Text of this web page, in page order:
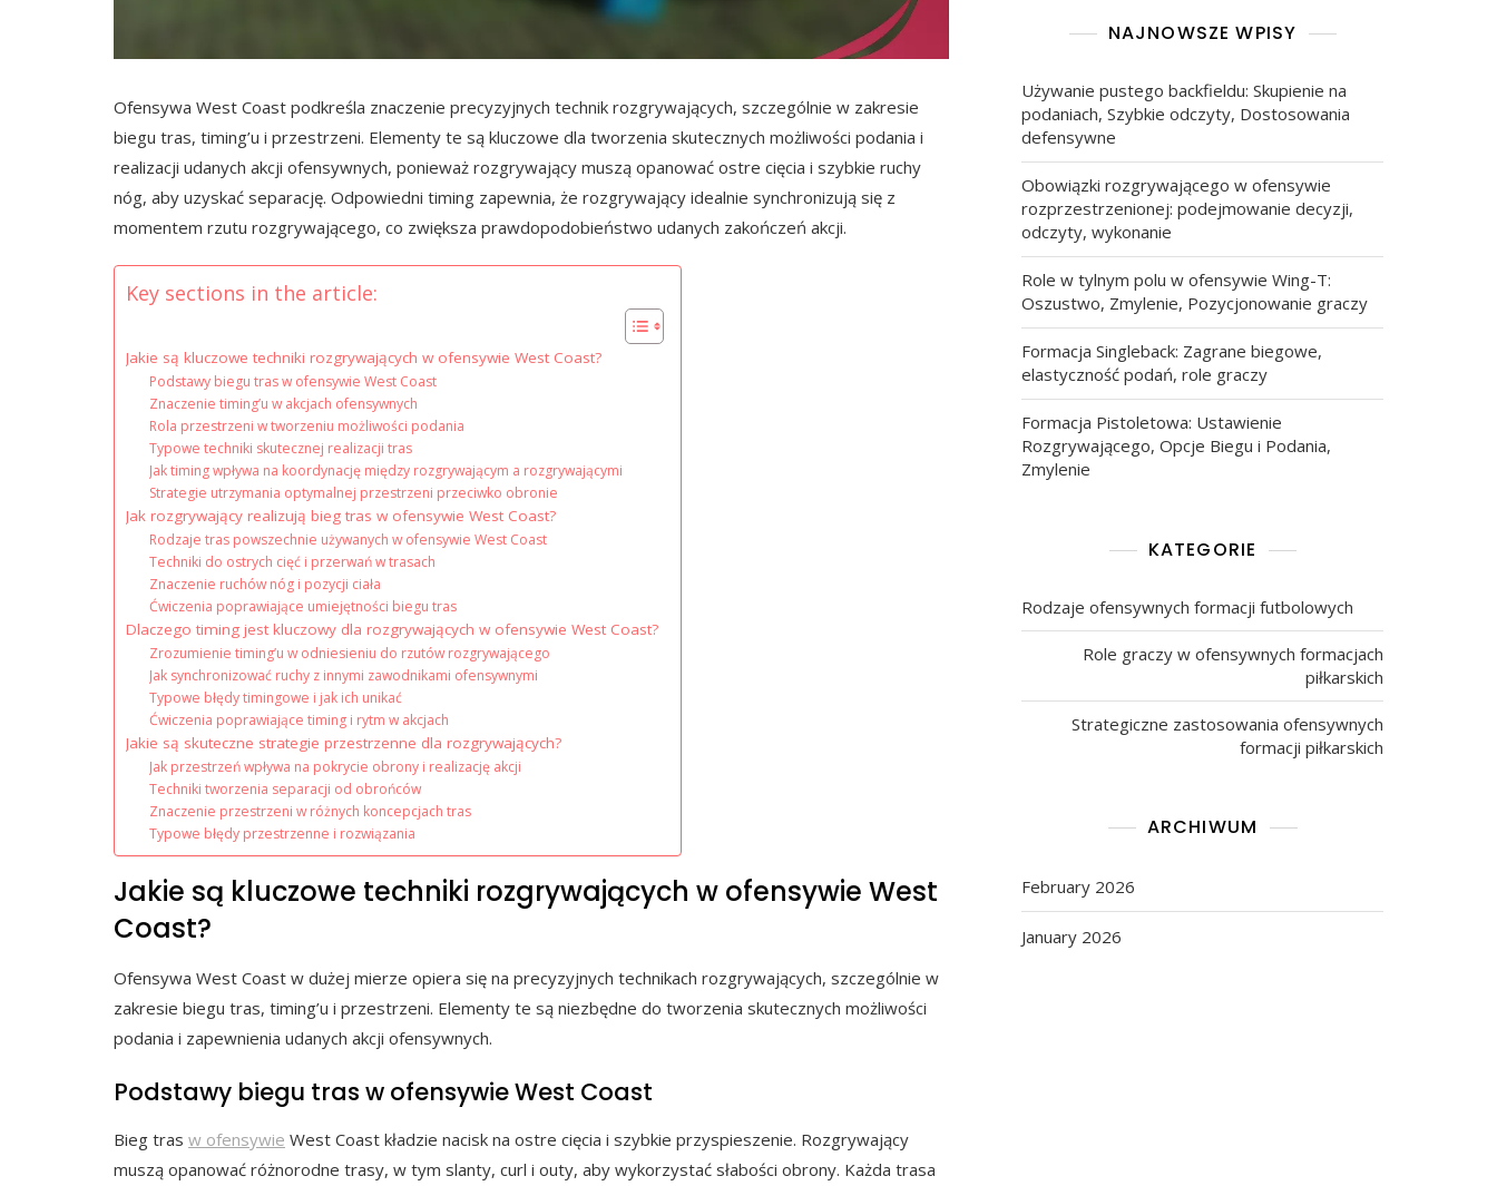
Ofensywa West Coast podkreśla znaczenie precyzyjnych technik rozgrywających, szczególnie w zakresie
biegu tras, timing’u i przestrzeni. Elementy te są kluczowe dla tworzenia skutecznych możliwości podania i
realizacji udanych akcji ofensywnych, ponieważ rozgrywający muszą opanować ostre cięcia i szybkie ruchy
nóg, aby uzyskać separację. Odpowiedni timing zapewnia, że rozgrywający idealnie synchronizują się z
momentem rzutu rozgrywającego, co zwiększa prawdopodobieństwo udanych zakończeń akcji.
Key sections in the article:
Jakie są kluczowe techniki rozgrywających w ofensywie West Coast?
Podstawy biegu tras w ofensywie West Coast
Znaczenie timing’u w akcjach ofensywnych
Rola przestrzeni w tworzeniu możliwości podania
Typowe techniki skutecznej realizacji tras
Jak timing wpływa na koordynację między rozgrywającym a rozgrywającymi
Strategie utrzymania optymalnej przestrzeni przeciwko obronie
Jak rozgrywający realizują bieg tras w ofensywie West Coast?
Rodzaje tras powszechnie używanych w ofensywie West Coast
Techniki do ostrych cięć i przerwań w trasach
Znaczenie ruchów nóg i pozycji ciała
Ćwiczenia poprawiające umiejętności biegu tras
Dlaczego timing jest kluczowy dla rozgrywających w ofensywie West Coast?
Zrozumienie timing’u w odniesieniu do rzutów rozgrywającego
Jak synchronizować ruchy z innymi zawodnikami ofensywnymi
Typowe błędy timingowe i jak ich unikać
Ćwiczenia poprawiające timing i rytm w akcjach
Jakie są skuteczne strategie przestrzenne dla rozgrywających?
Jak przestrzeń wpływa na pokrycie obrony i realizację akcji
Techniki tworzenia separacji od obrońców
Znaczenie przestrzeni w różnych koncepcjach tras
Typowe błędy przestrzenne i rozwiązania
Jakie są kluczowe techniki rozgrywających w ofensywie West
Coast?
Ofensywa West Coast w dużej mierze opiera się na precyzyjnych technikach rozgrywających, szczególnie w
zakresie biegu tras, timing’u i przestrzeni. Elementy te są niezbędne do tworzenia skutecznych możliwości
podania i zapewnienia udanych akcji ofensywnych.
Podstawy biegu tras w ofensywie West Coast
Bieg tras w ofensywie West Coast kładzie nacisk na ostre cięcia i szybkie przyspieszenie. Rozgrywający
muszą opanować różnorodne trasy, w tym slanty, curl i outy, aby wykorzystać słabości obrony. Każda trasa
NAJNOWSZE WPISY
Używanie pustego backfieldu: Skupienie na
podaniach, Szybkie odczyty, Dostosowania
defensywne
Obowiązki rozgrywającego w ofensywie
rozprzestrzenionej: podejmowanie decyzji,
odczyty, wykonanie
Role w tylnym polu w ofensywie Wing-T:
Oszustwo, Zmylenie, Pozycjonowanie graczy
Formacja Singleback: Zagrane biegowe,
elastyczność podań, role graczy
Formacja Pistoletowa: Ustawienie
Rozgrywającego, Opcje Biegu i Podania,
Zmylenie
KATEGORIE
Rodzaje ofensywnych formacji futbolowych
Role graczy w ofensywnych formacjach
piłkarskich
Strategiczne zastosowania ofensywnych
formacji piłkarskich
ARCHIWUM
February 2026
January 2026